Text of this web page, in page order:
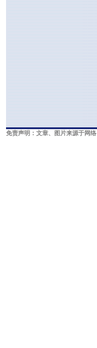
免责声明：文章、图片来源于网